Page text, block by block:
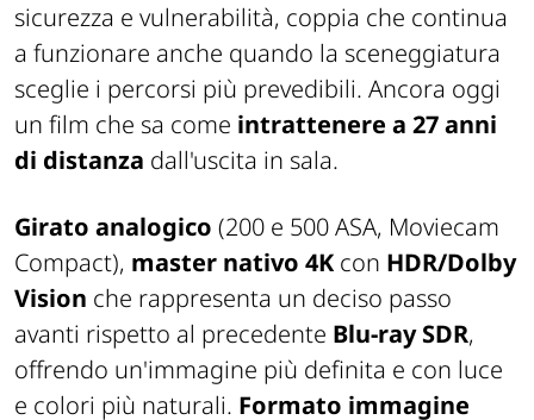
sicurezza e vulnerabilità, coppia che continua
a funzionare anche quando la sceneggiatura
sceglie i percorsi più prevedibili. Ancora oggi
un film che sa come intrattenere a 27 anni
di distanza dall'uscita in sala.
Girato analogico (200 e 500 ASA, Moviecam
Compact), master nativo 4K con HDR/Dolby
Vision che rappresenta un deciso passo
avanti rispetto al precedente Blu-ray SDR,
offrendo un'immagine più definita e con luce
e colori più naturali. Formato immagine